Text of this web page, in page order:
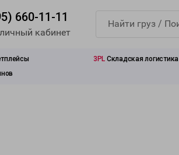
660-11-11
кабинет
3PL Складская логистика